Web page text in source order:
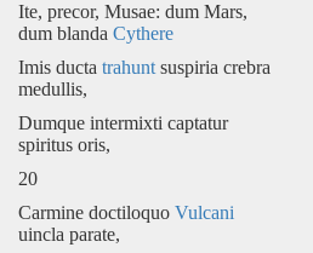
Ite, precor, Musae: dum Mars,
dum blanda Cythere
Imis ducta trahunt suspiria crebra
medullis,
Dumque intermixti captatur
spiritus oris,
20
Carmine doctiloquo Vulcani
uincla parate,